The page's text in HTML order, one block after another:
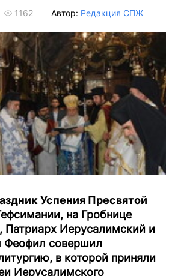
1162 Автор: Редакция СПЖ
Успения Пресвятой
на Гробнице
Патриарх Иерусалимский и
Феофил совершил
в которой приняли
Иерусалимского